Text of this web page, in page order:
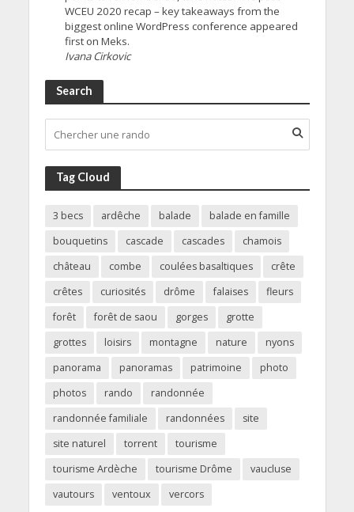
WCEU 2020 recap – key takeaways from the
biggest online WordPress conference appeared
first on Meks.
Ivana Cirkovic
Search
Tag Cloud
3 becs ardêche balade
balade en famille
bouquetins
cascade cascades
chamois
château
combe coulées basaltiques
crête
crêtes
curiosités drôme falaises
fleurs
forêt
forêt de saou gorges
grotte
grottes
loisirs montagne nature
nyons
panorama
panoramas patrimoine
photo
photos
rando
randonnée
randonnée familiale
randonnées
site
site naturel
torrent
tourisme
tourisme Ardèche
tourisme Drôme
vaucluse
vautours
ventoux vercors